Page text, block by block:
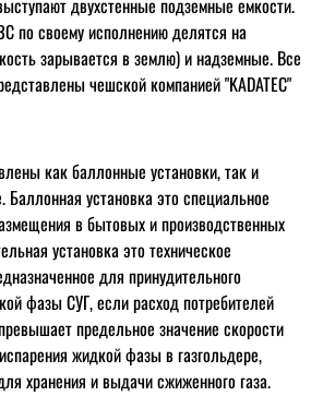
двухстенные подземные емкости.
по своему исполнению делятся на
зарывается в землю) и надземные. Все
чешской компанией "KADATEC"
как баллонные установки, так и
Баллонная установка это специальное
в бытовых и производственных
установка это техническое
для принудительного
фазы СУГ, если расход потребителей
предельное значение скорости
жидкой фазы в газгольдере,
хранения и выдачи сжиженного газа.